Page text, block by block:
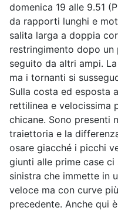
domenica 19 alle 9.51
da rapporti lunghi e
salita larga a doppia
restringimento dopo
seguito da altri ampi.
ma i tornanti si
Sulla costa ed esposta
rettilinea e velocissima
chicane. Sono presenti
traiettoria e la
osare giacché i picchi
giunti alle prime case
sinistra che immette in
veloce ma con curve
precedente. Anche qui